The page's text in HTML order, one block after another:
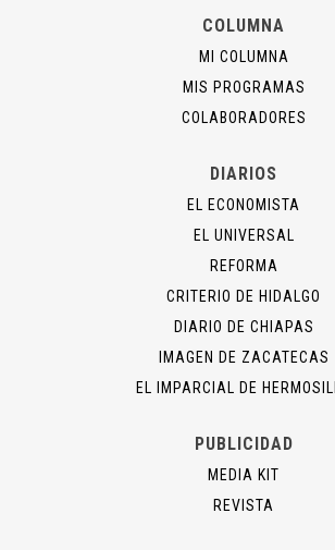
COLUMNA
MI COLUMNA
MIS PROGRAMAS
COLABORADORES
DIARIOS
EL ECONOMISTA
EL UNIVERSAL
REFORMA
CRITERIO DE HIDALGO
DIARIO DE CHIAPAS
IMAGEN DE ZACATECAS
EL IMPARCIAL DE
PUBLICIDAD
MEDIA KIT
REVISTA